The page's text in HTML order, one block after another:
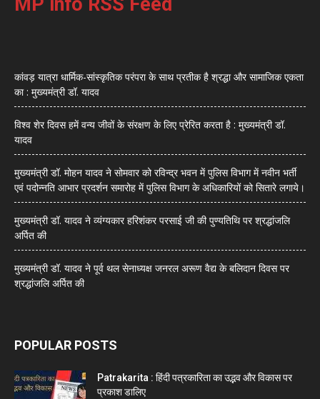
कांवड़ यात्रा धार्मिक-सांस्कृतिक परंपरा के साथ प्रतीक है श्रद्धा और सामाजिक एकता
का : मुख्यमंत्री डॉ. यादव
विश्व शेर दिवस हमें वन्य जीवों के संरक्षण के लिए प्रेरित करता है : मुख्यमंत्री डॉ.
यादव
मुख्यमंत्री डॉ. मोहन यादव ने सोमवार को रविन्द्र भवन में पुलिस विभाग में नवीन भर्ती
एवं पदोन्नति आभार प्रदर्शन समारोह में पुलिस विभाग के अधिकारियों को सितारे लगाये।
मुख्यमंत्री डॉ. यादव ने व्यंग्यकार हरिशंकर परसाई जी की पुण्यतिथि पर श्रद्धांजलि
अर्पित की
मुख्यमंत्री डॉ. यादव ने पूर्व थल सेनाध्यक्ष जनरल अरूण वैद्य के बलिदान दिवस पर
श्रद्धांजलि अर्पित की
POPULAR POSTS
Patrakarita : हिंदी पत्रकारिता का उद्भव और विकास पर
प्रकाश डालिए